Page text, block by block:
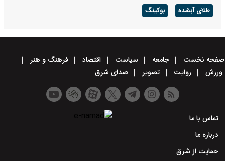
طلای آبشده بوکینگ
صفحه نخست جامعه سیاست اقتصاد
فرهنگ و هنر
ورزش
روایت تصویر صدای شرق
تماس با ما
درباره ما
حمایت از شرق